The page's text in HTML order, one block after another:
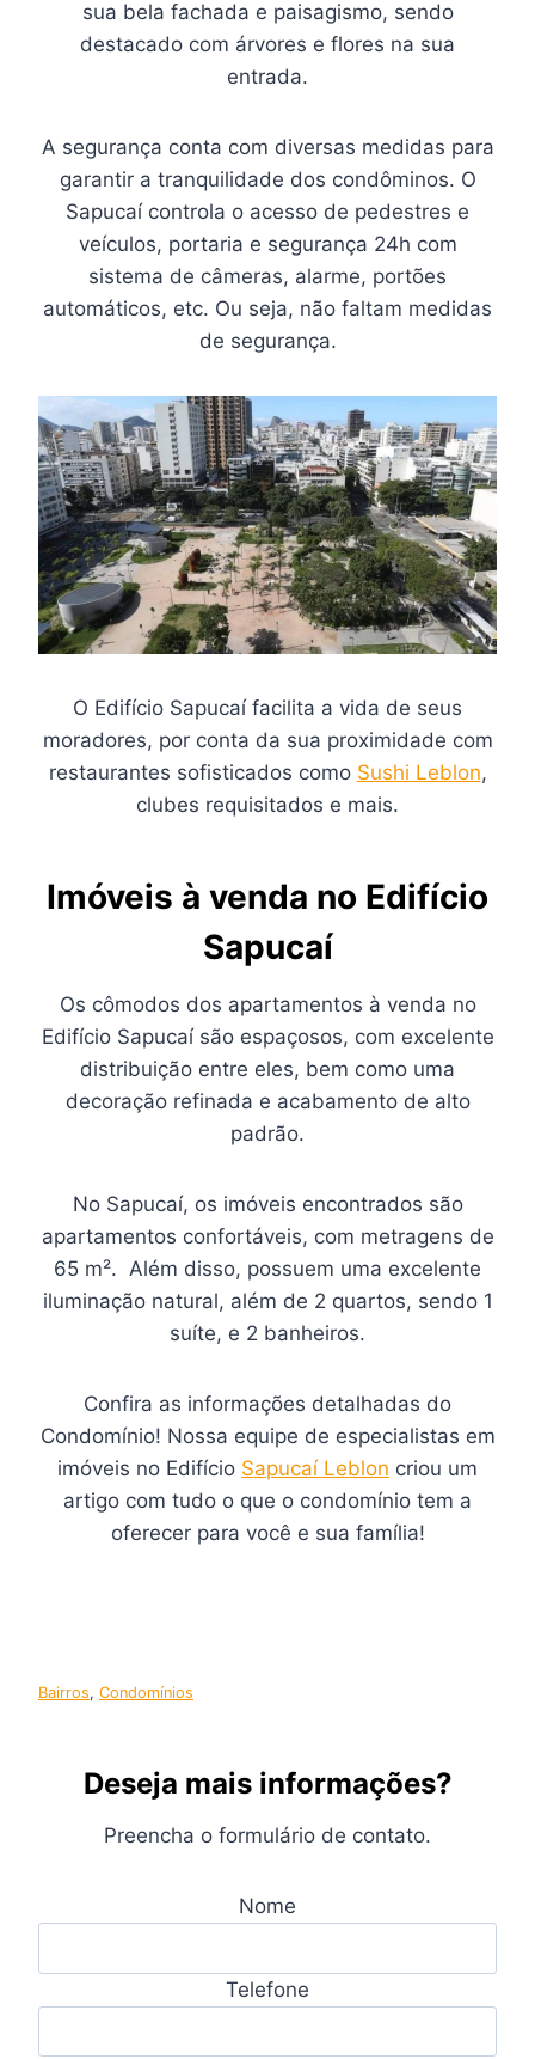
sua bela fachada e paisagismo, sendo
destacado com árvores e flores na sua
entrada.
A segurança conta com diversas medidas para
garantir a tranquilidade dos condôminos. O
Sapucaí controla o acesso de pedestres e
veículos, portaria e segurança 24h com
sistema de câmeras, alarme, portões
automáticos, etc. Ou seja, não faltam medidas
de segurança.
O Edifício Sapucaí facilita a vida de seus
moradores, por conta da sua proximidade com
restaurantes sofisticados como Sushi Leblon,
clubes requisitados e mais.
Imóveis à venda no Edifício
Sapucaí
Os cômodos dos apartamentos à venda no
Edifício Sapucaí são espaçosos, com excelente
distribuição entre eles, bem como uma
decoração refinada e acabamento de alto
padrão.
No Sapucaí, os imóveis encontrados são
apartamentos confortáveis, com metragens de
65 m². Além disso, possuem uma excelente
iluminação natural, além de 2 quartos, sendo 1
suíte, e 2 banheiros.
Confira as informações detalhadas do
Condomínio! Nossa equipe de especialistas em
imóveis no Edifício Sapucaí Leblon criou um
artigo com tudo o que o condomínio tem a
oferecer para você e sua família!
Bairros, Condomínios
Deseja mais informações?
Preencha o formulário de contato.
Nome
Telefone